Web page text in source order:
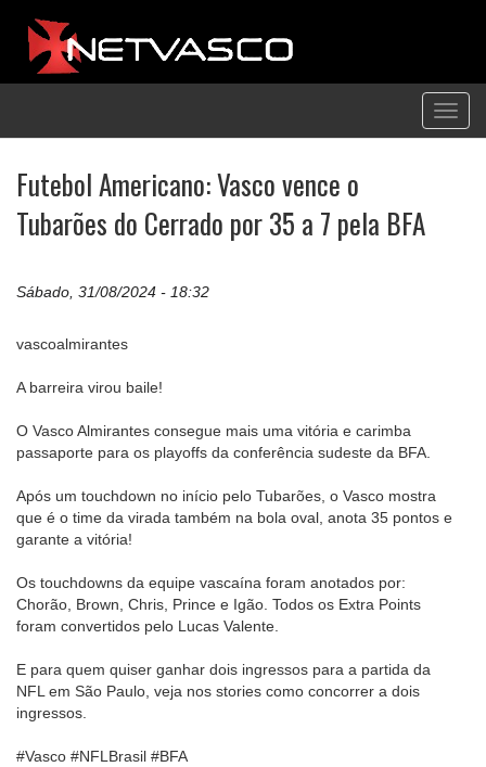
Futebol Americano: Vasco vence o
Tubarões do Cerrado por 35 a 7 pela BFA
Sábado, 31/08/2024 - 18:32
vascoalmirantes
A barreira virou baile!
O Vasco Almirantes consegue mais uma vitória e carimba
passaporte para os playoffs da conferência sudeste da BFA.
Após um touchdown no início pelo Tubarões, o Vasco mostra
que é o time da virada também na bola oval, anota 35 pontos e
garante a vitória!
Os touchdowns da equipe vascaína foram anotados por:
Chorão, Brown, Chris, Prince e Igão. Todos os Extra Points
foram convertidos pelo Lucas Valente.
E para quem quiser ganhar dois ingressos para a partida da
NFL em São Paulo, veja nos stories como concorrer a dois
ingressos.
#Vasco #NFLBrasil #BFA